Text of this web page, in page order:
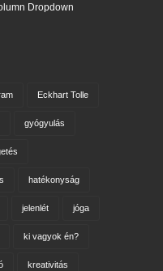
Dropdown
Eckhart Tolle
gyógyulás
hatékonyság
jelenlét jóga
ki vagyok én?
kreativitás